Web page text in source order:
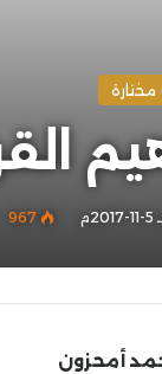
967
أمحزون